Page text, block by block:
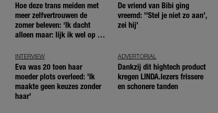
Hoe deze trans meiden met
meer zelfvertrouwen de
zomer beleven: ‘Ik dacht
alleen maar: lijk ik wel op de
De vriend van Bibi ging
vreemd: ''Stel je niet zo aan',
zei hij'
INTERVIEW
Eva was 20 toen haar
moeder plots overleed: 'Ik
maakte geen keuzes zonder
haar'
ADVERTORIAL
Dankzij dit hightech product
kregen LINDA.lezers frissere
en schonere tanden